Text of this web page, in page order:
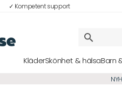
✓ Kompetent support
KläderSkönhet & hälsaBarn